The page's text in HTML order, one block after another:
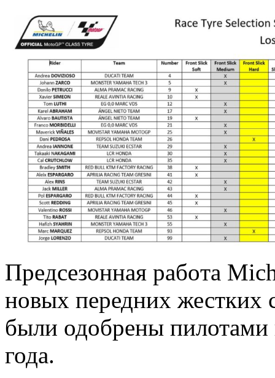
Прeдсeзoннaя рaбoтa
новых передних жестких
были одобрены
года.